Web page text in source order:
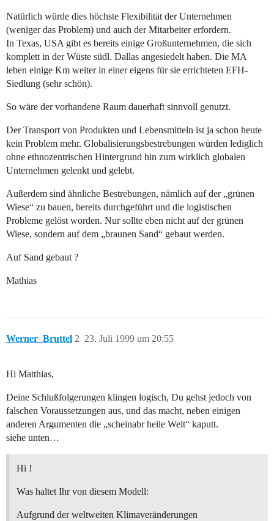
Natürlich würde dies höchste Flexibilität der Unternehmen
(weniger das Problem) und auch der Mitarbeiter erfordern.
In Texas, USA gibt es bereits einige Großunternehmen, die sich
komplett in der Wüste südl. Dallas angesiedelt haben. Die MA
leben einige Km weiter in einer eigens für sie errichteten EFH-
Siedlung (sehr schön).
So wäre der vorhandene Raum dauerhaft sinnvoll genutzt.
Der Transport von Produkten und Lebensmitteln ist ja schon heute
kein Problem mehr. Globalisierungsbestrebungen würden lediglich
ohne ethnozentrischen Hintergrund hin zum wirklich globalen
Unternehmen gelenkt und gelebt.
Außerdem sind ähnliche Bestrebungen, nämlich auf der „grünen
Wiese“ zu bauen, bereits durchgeführt und die logistischen
Probleme gelöst worden. Nur sollte eben nicht auf der grünen
Wiese, sondern auf dem „braunen Sand“ gebaut werden.
Auf Sand gebaut ?
Mathias
Werner_Bruttel 23. Juli 1999 um 20:55
2
Hi Matthias,
Deine Schlußfolgerungen klingen logisch, Du gehst jedoch von
falschen Voraussetzungen aus, und das macht, neben einigen
anderen Argumenten die „scheinabr heile Welt“ kaputt.
siehe unten…
Hi !
Was haltet Ihr von diesem Modell:
Aufgrund der weltweiten Klimaveränderungen